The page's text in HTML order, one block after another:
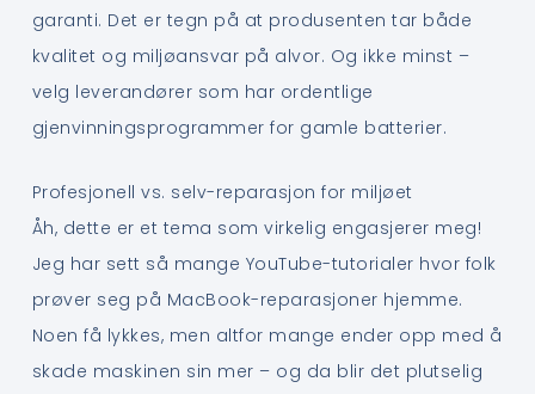
garanti. Det er tegn på at produsenten tar både
kvalitet og miljøansvar på alvor. Og ikke minst –
velg leverandører som har ordentlige
gjenvinningsprogrammer for gamle batterier.
Profesjonell vs. selv-reparasjon for miljøet
Åh, dette er et tema som virkelig engasjerer meg!
Jeg har sett så mange YouTube-tutorialer hvor folk
prøver seg på MacBook-reparasjoner hjemme.
Noen få lykkes, men altfor mange ender opp med å
skade maskinen sin mer – og da blir det plutselig